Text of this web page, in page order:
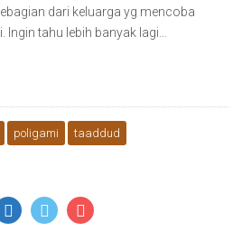
dari keluarga yg mencoba
Ingin tahu lebih banyak lagi…
poligami taaddud